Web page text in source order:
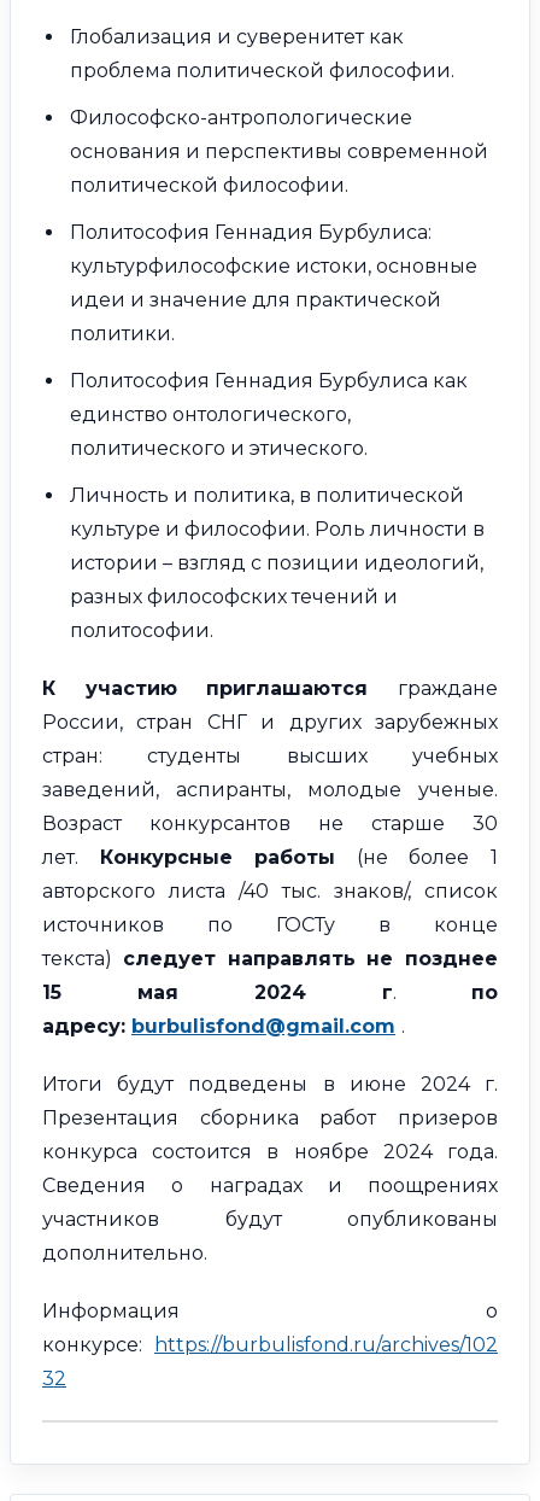
Глобализация и суверенитет как
проблема политической философии.
Философско-антропологические
основания и перспективы современной
политической философии.
Политософия Геннадия Бурбулиса:
культурфилософские истоки, основные
идеи и значение для практической
политики.
Политософия Геннадия Бурбулиса как
единство онтологического,
политического и этического.
Личность и политика, в политической
культуре и философии. Роль личности в
истории – взгляд с позиции идеологий,
разных философских течений и
политософии.
К участию приглашаются граждане
России, стран СНГ и других зарубежных
стран: студенты высших учебных
заведений, аспиранты, молодые ученые.
Возраст конкурсантов не старше 30
лет. Конкурсные работы (не более 1
авторского листа /40 тыс. знаков/, список
источников по ГОСТу в конце
текста) следует направлять не позднее
15 мая 2024 г. по
адресу: burbulisfond@gmail.com .
Итоги будут подведены в июне 2024 г.
Презентация сборника работ призеров
конкурса состоится в ноябре 2024 года.
Сведения о наградах и поощрениях
участников будут опубликованы
дополнительно.
Информация о
конкурсе:
https://burbulisfond.ru/archives/102
32